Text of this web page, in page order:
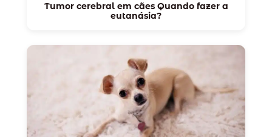
Tumor cerebral em cães Quando fazer a
eutanásia?